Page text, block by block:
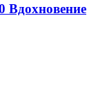
Вдохновение